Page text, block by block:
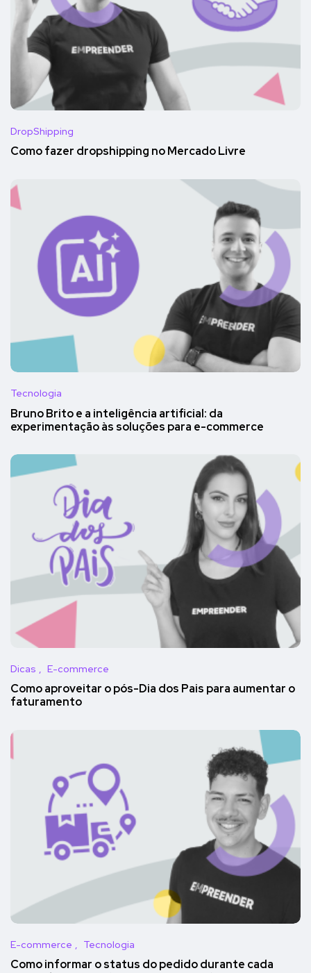
DropShipping
Como fazer dropshipping no Mercado Livre
Tecnologia
Bruno Brito e a inteligência artificial: da
experimentação às soluções para e-commerce
Dicas E-commerce
Como aproveitar o pós-Dia dos Pais para aumentar o
faturamento
E-commerce Tecnologia
Como informar o status do pedido durante cada